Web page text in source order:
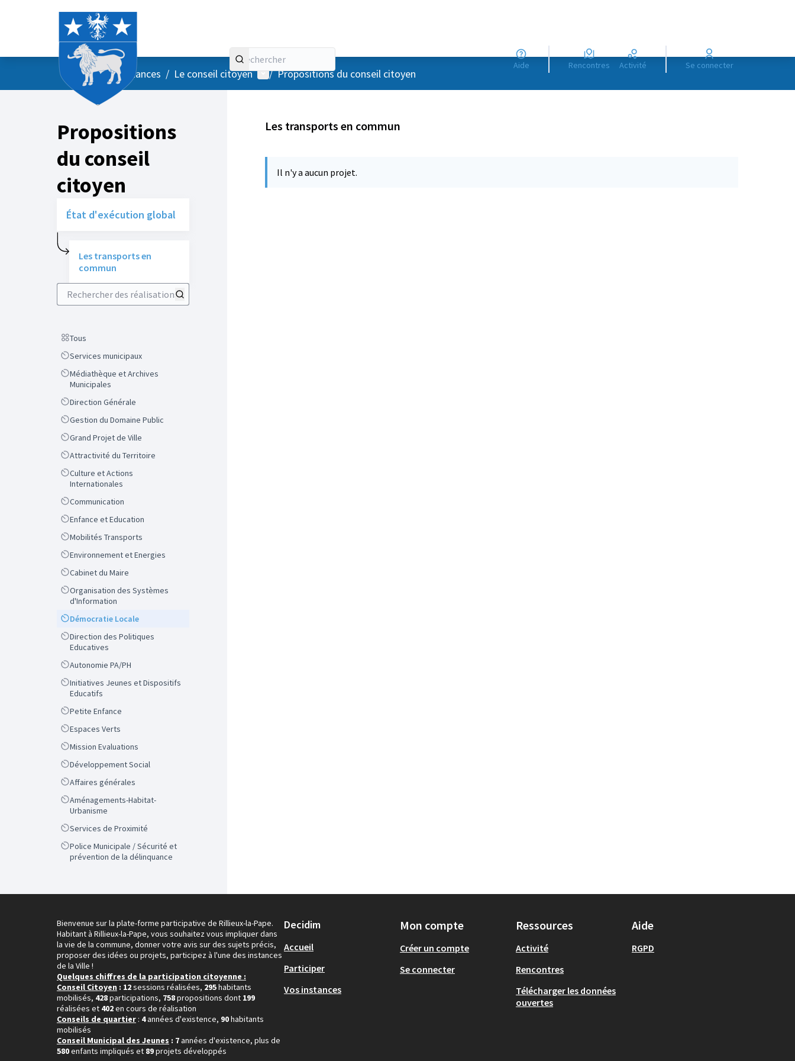
Aide Rencontres Activité Se connecter
AccueilMenu principal
/ Vos instances / Le conseil citoyen Menu utilisateur
/ Propositions du conseil citoyen
Propositions
du conseil
citoyen
État d'exécution global
Les transports en
commun
Rechercher des réalisations
Scope
Tous
ScopeServices municipaux
Scope
Médiathèque et Archives
Municipales
ScopeDirection Générale
ScopeGestion du Domaine Public
ScopeGrand Projet de Ville
ScopeAttractivité du Territoire
Scope
Culture et Actions
Internationales
ScopeCommunication
ScopeEnfance et Education
ScopeMobilités Transports
ScopeEnvironnement et Energies
ScopeCabinet du Maire
Scope
Organisation des Systèmes
d'Information
ScopeDémocratie Locale
Scope
Direction des Politiques
Educatives
ScopeAutonomie PA/PH
Scope
Initiatives Jeunes et Dispositifs
Educatifs
ScopePetite Enfance
ScopeEspaces Verts
ScopeMission Evaluations
ScopeDéveloppement Social
ScopeAffaires générales
Scope
Aménagements-Habitat-
Urbanisme
ScopeServices de Proximité
Scope
Police Municipale / Sécurité et
prévention de la délinquance
Les transports en commun
Il n'y a aucun projet.
Bienvenue sur la plate-forme participative de Rillieux-la-Pape.
Habitant à Rillieux-la-Pape, vous souhaitez vous impliquer dans
la vie de la commune, donner votre avis sur des sujets précis,
proposer des idées ou projets, participez à l'une des instances
de la Ville !
Quelques chiffres de la participation citoyenne :
Conseil Citoyen : 12sessions réalisées, 295habitants
mobilisés, 428participations, 758propositions dont 199
réalisées et 402en cours de réalisation
Conseils de quartier : 4années d'existence, 90habitants
mobilisés
Conseil Municipal des Jeunes : 7années d'existence, plus de
580enfants impliqués et 89projets développés
Decidim
Accueil
Participer
Vos instances
Mon compte
Créer un compte
Se connecter
Ressources
Activité
Rencontres
Télécharger les données
ouvertes
Aide
RGPD